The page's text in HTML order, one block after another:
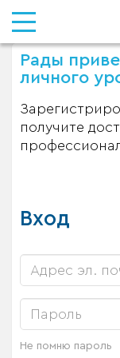
Рады
личного
получите
Вход
Не помню пароль